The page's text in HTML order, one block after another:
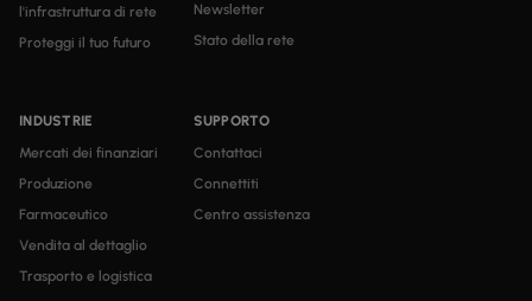
l'infrastruttura di rete
Proteggi il tuo futuro
INDUSTRIE
Mercati dei finanziari
Produzione
Farmaceutico
Vendita al dettaglio
Trasporto e logistica
Newsletter
Stato della rete
SUPPORTO
Contattaci
Connettiti
Centro assistenza